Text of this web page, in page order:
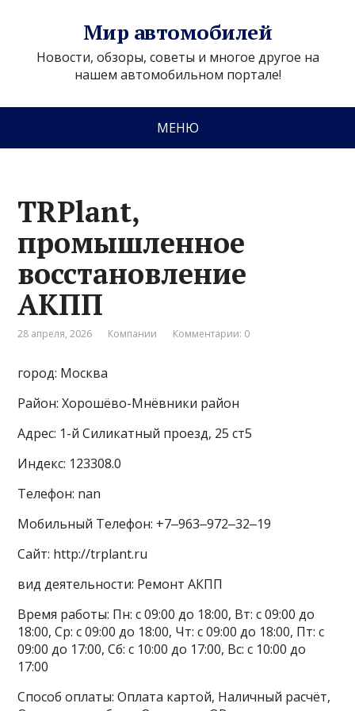
Мир автомобилей
Новости, обзоры, советы и многое другое на
нашем автомобильном портале!
МЕНЮ
TRPlant,
промышленное
восстановление
АКПП
28 апреля, 2026 Компании Комментарии: 0
город: Москва
Район: Хорошёво-Мнёвники район
Адрес: 1-й Силикатный проезд, 25 ст5
Индекс: 123308.0
Телефон: nan
Мобильный Телефон: +7‒963‒972‒32‒19
Сайт: http://trplant.ru
вид деятельности: Ремонт АКПП
Время работы: Пн: с 09:00 до 18:00, Вт: с 09:00 до
18:00, Ср: с 09:00 до 18:00, Чт: с 09:00 до 18:00, Пт: с
09:00 до 17:00, Сб: с 10:00 до 17:00, Вс: с 10:00 до
17:00
Способ оплаты: Оплата картой, Наличный расчёт,